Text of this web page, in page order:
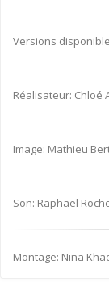
Versions
Réalisateur: Chloé
Image: Mathieu
Son: Raphaël
Montage: Nina